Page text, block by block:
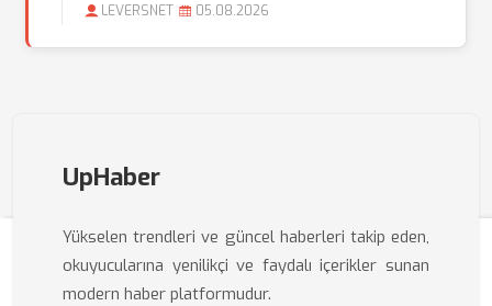
LEVERSNET 05.08.2026
UpHaber
Yükselen trendleri ve güncel haberleri takip eden,
okuyucularına yenilikçi ve faydalı içerikler sunan
modern haber platformudur.